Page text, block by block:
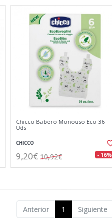
Chicco Babero Monouso Eco 36
Uds
CHICCO
9,20€ 10,92€ - 16%
Anterior 1 Siguiente